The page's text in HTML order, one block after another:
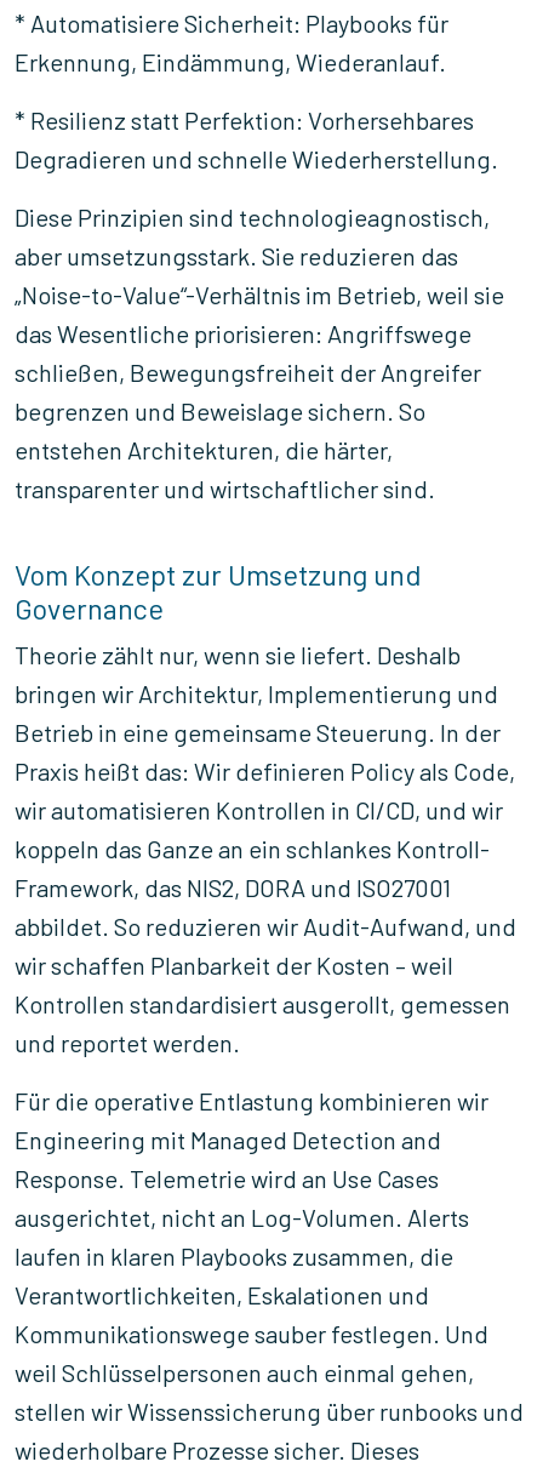
* Automatisiere Sicherheit: Playbooks für
Erkennung, Eindämmung, Wiederanlauf.
* Resilienz statt Perfektion: Vorhersehbares
Degradieren und schnelle Wiederherstellung.
Diese Prinzipien sind technologieagnostisch,
aber umsetzungsstark. Sie reduzieren das
„Noise-to-Value“-Verhältnis im Betrieb, weil sie
das Wesentliche priorisieren: Angriffswege
schließen, Bewegungsfreiheit der Angreifer
begrenzen und Beweislage sichern. So
entstehen Architekturen, die härter,
transparenter und wirtschaftlicher sind.
Vom Konzept zur Umsetzung und
Governance
Theorie zählt nur, wenn sie liefert. Deshalb
bringen wir Architektur, Implementierung und
Betrieb in eine gemeinsame Steuerung. In der
Praxis heißt das: Wir definieren Policy als Code,
wir automatisieren Kontrollen in CI/CD, und wir
koppeln das Ganze an ein schlankes Kontroll-
Framework, das NIS2, DORA und ISO27001
abbildet. So reduzieren wir Audit-Aufwand, und
wir schaffen Planbarkeit der Kosten – weil
Kontrollen standardisiert ausgerollt, gemessen
und reportet werden.
Für die operative Entlastung kombinieren wir
Engineering mit Managed Detection and
Response. Telemetrie wird an Use Cases
ausgerichtet, nicht an Log-Volumen. Alerts
laufen in klaren Playbooks zusammen, die
Verantwortlichkeiten, Eskalationen und
Kommunikationswege sauber festlegen. Und
weil Schlüsselpersonen auch einmal gehen,
stellen wir Wissenssicherung über runbooks und
wiederholbare Prozesse sicher. Dieses